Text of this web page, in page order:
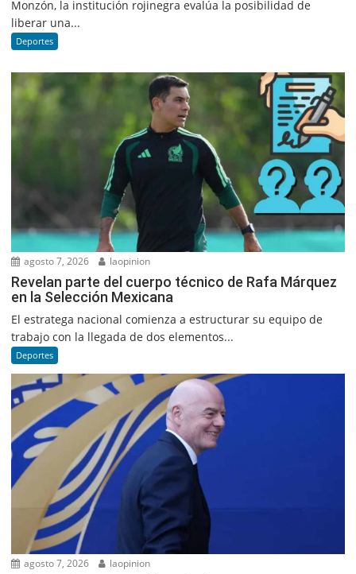
Monzón, la institución rojinegra evalúa la posibilidad de
liberar una...
Deportes
agosto 7, 2026 laopinion
Revelan parte del cuerpo técnico de Rafa Márquez
en la Selección Mexicana
El estratega nacional comienza a estructurar su equipo de
trabajo con la llegada de dos elementos...
Deportes
agosto 7, 2026 laopinion